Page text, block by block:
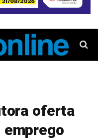
oferta
emprego